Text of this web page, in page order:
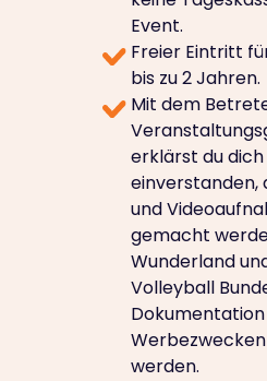
Event.
Freier Eintritt
bis zu 2 Jahren.
Mit dem
erklärst du
einverstanden,
und
gemacht
Wunderland
Volleyball
Dokumentation
werden.